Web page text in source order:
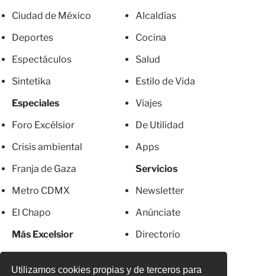
Utilizamos cookies propias y de terceros para
Ciudad de México
Deportes
Espectáculos
Sintetika
Especiales
Foro Excélsior
Crisis ambiental
Franja de Gaza
Metro CDMX
El Chapo
Más Excelsior
Alcaldías
Cocina
Salud
Estilo de Vida
Viajes
De Utilidad
Apps
Servicios
Newsletter
Anúnciate
Directorio